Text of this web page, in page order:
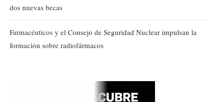
dos nuevas becas
Farmacéuticos y el Consejo de Seguridad Nuclear impulsan la
formación sobre radiofármacos